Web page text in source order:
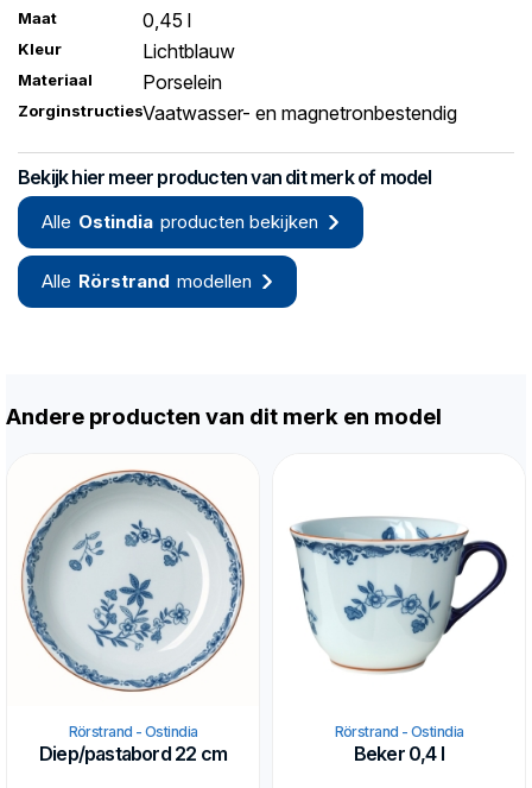
Maat
0,45 l
Kleur Lichtblauw
Materiaal Porselein
ZorginstructiesVaatwasser- en magnetronbestendig
Bekijk hier meer producten van dit merk of model
Alle Ostindia producten bekijken
Alle Rörstrand modellen
Andere producten van dit merk en model
Rörstrand - Ostindia
Diep/pastabord 22 cm
Rörstrand - Ostindia
Beker 0,4 l